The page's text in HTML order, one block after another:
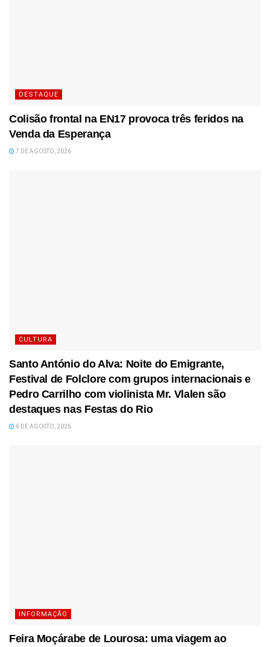
DESTAQUE
Colisão frontal na EN17 provoca três feridos na
Venda da Esperança
7 DE AGOSTO, 2026
CULTURA
Santo António do Alva: Noite do Emigrante,
Festival de Folclore com grupos internacionais e
Pedro Carrilho com violinista Mr. Vlalen são
destaques nas Festas do Rio
6 DE AGOSTO, 2026
INFORMAÇÃO
Feira Moçárabe de Lourosa: uma viagem ao